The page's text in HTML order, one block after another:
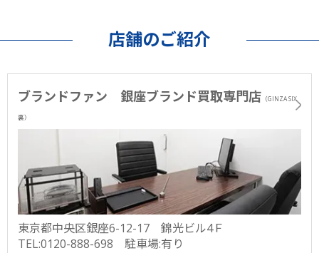
店舗のご紹介
ブランドファン 銀座ブランド買取専門店 （GINZA SIX
裏）
東京都中央区銀座6-12-17 錦光ビル4Ｆ
TEL:0120-888-698 駐車場:有り